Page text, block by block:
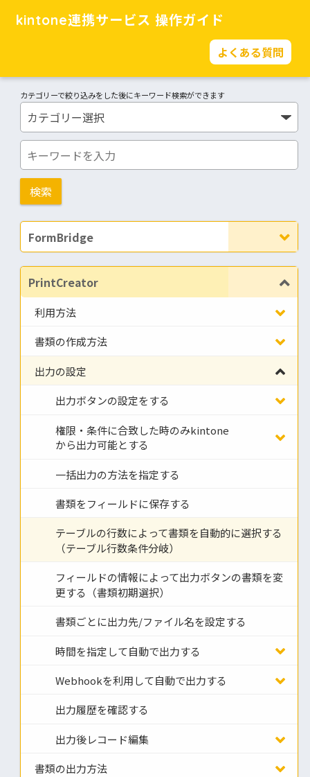
kintone連携サービス 操作ガイド
よくある質問
カテゴリーで絞り込みをした後にキーワード検索ができます
FormBridge
PrintCreator
利用方法
書類の作成方法
出力の設定
出力ボタンの設定をする
権限・条件に合致した時のみkintone
から出力可能とする
一括出力の方法を指定する
書類をフィールドに保存する
テーブルの行数によって書類を自動的に選択する
（テーブル行数条件分岐）
フィールドの情報によって出力ボタンの書類を変
更する（書類初期選択）
書類ごとに出力先/ファイル名を設定する
時間を指定して自動で出力する
Webhookを利用して自動で出力する
出力履歴を確認する
出力後レコード編集
書類の出力方法